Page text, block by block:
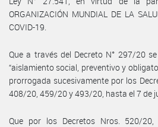
ORGANIZACIÓN MUNDIAL DE LA
COVID-19.
Que a través del Decreto N° 297/20
“aislamiento social, preventivo y
prorrogada sucesivamente por los
408/20, 459/20 y 493/20, hasta el 7 de
Que por los Decretos Nros. 520/